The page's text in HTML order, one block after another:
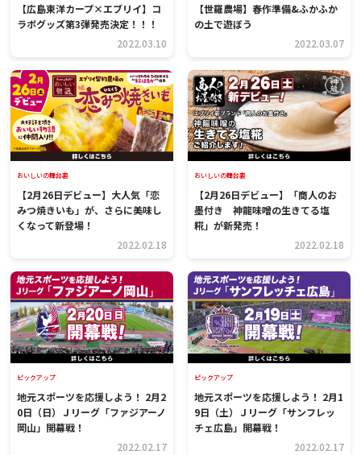
【広島東洋カープ×エブリイ】コ
ラボグッズ第3弾発売決定！！！
2022.03.10
【世羅農場】春作準備&ふかふか
の土で遊ぼう
2022.03.07
おいしいの舞台裏
【2月26日デビュー】大人気「恋
みつ焼きいも」が、さらに美味し
くなって新登場！
2022.02.18
おいしいの舞台裏
【2月26日デビュー】「商人のお
墨付き 神龍味噌の生きてる塩
糀」が新発売！
2022.02.18
ピックアップ
地元スポーツを応援しよう！ 2月2
0日（日）Ｊリーグ「ファジアーノ
岡山」開幕戦！
2022.02.17
ピックアップ
地元スポーツを応援しよう！ 2月1
9日（土）Ｊリーグ「サンフレッ
チェ広島」開幕戦！
2022.02.17